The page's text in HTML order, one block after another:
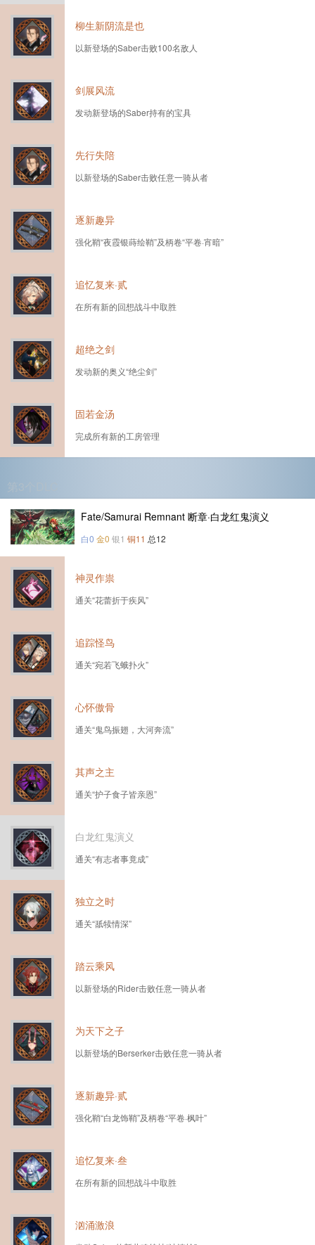
柳生新阴流是也
以新登场的Saber击败100名敌人
剑展风流
发动新登场的Saber持有的宝具
先行失陪
以新登场的Saber击败任意一骑从者
逐新趣异
强化鞘“夜霞银蒔绘鞘”及柄卷“平卷·宵暗”
追忆复来·贰
在所有新的回想战斗中取胜
超绝之剑
发动新的奥义“绝尘剑”
固若金汤
完成所有新的工房管理
Fate/Samurai Remnant 断章·白龙红鬼演义
白0 金0 银1 铜11 总12
神灵作祟
通关“花蕾折于疾风”
追踪怪鸟
通关“宛若飞蛾扑火”
心怀傲骨
通关“鬼鸟振翅，大河奔流”
其声之主
通关“护子食子皆亲恩”
白龙红鬼演义
通关“有志者事竟成”
独立之时
通关“舐犊情深”
踏云乘风
以新登场的Rider击败任意一骑从者
为天下之子
以新登场的Berserker击败任意一骑从者
逐新趣异·贰
强化鞘“白龙饰鞘”及柄卷“平卷·枫叶”
追忆复来·叁
在所有新的回想战斗中取胜
汹涌激浪